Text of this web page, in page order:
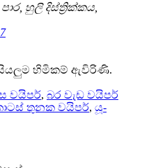
හුලි දිස්ත්‍රික්කය,
: සියලුම හිමිකම් ඇවිරිණි.
වයිපර්, බර වැඩ වයිපර්
තුනක වයිපර්, යූ-